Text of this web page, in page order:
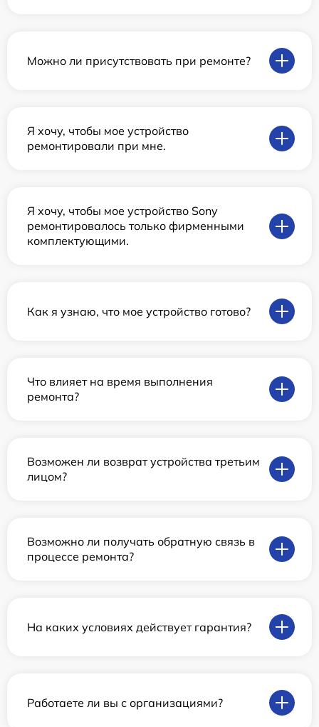
Можно ли присутствовать при ремонте?
Я хочу, чтобы мое устройство
ремонтировали при мне.
Я хочу, чтобы мое устройство Sony
ремонтировалось только фирменными
комплектующими.
Как я узнаю, что мое устройство готово?
Что влияет на время выполнения
ремонта?
Возможен ли возврат устройства третьим
лицом?
Возможно ли получать обратную связь в
процессе ремонта?
На каких условиях действует гарантия?
Работаете ли вы с организациями?